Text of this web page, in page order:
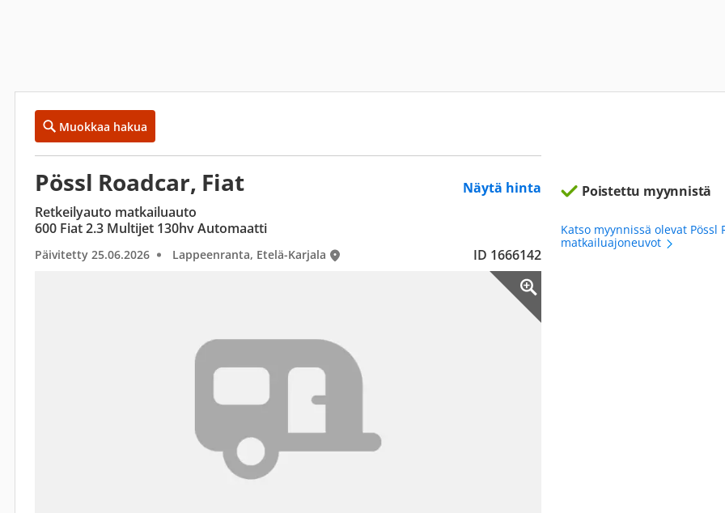
Muokkaa hakua
Pössl Roadcar, Fiat
Näytä hinta
Retkeilyauto matkailuauto
600 Fiat 2.3 Multijet 130hv Automaatti
Päivitetty 25.06.2026 Lappeenranta, Etelä-Karjala ID 1666142
Poistettu myynnistä
Katso myynnissä olevat Pössl
matkailuajoneuvot